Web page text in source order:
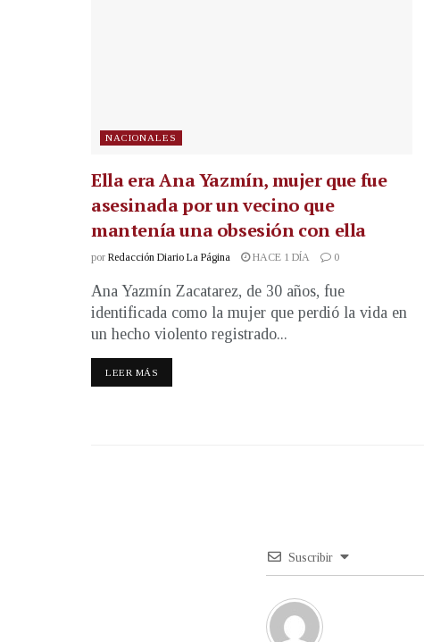
NACIONALES
Ella era Ana Yazmín, mujer que fue
asesinada por un vecino que
mantenía una obsesión con ella
por Redacción Diario La Página HACE 1 DÍA 0
Ana Yazmín Zacatarez, de 30 años, fue
identificada como la mujer que perdió la vida en
un hecho violento registrado...
LEER MÁS
Suscribir